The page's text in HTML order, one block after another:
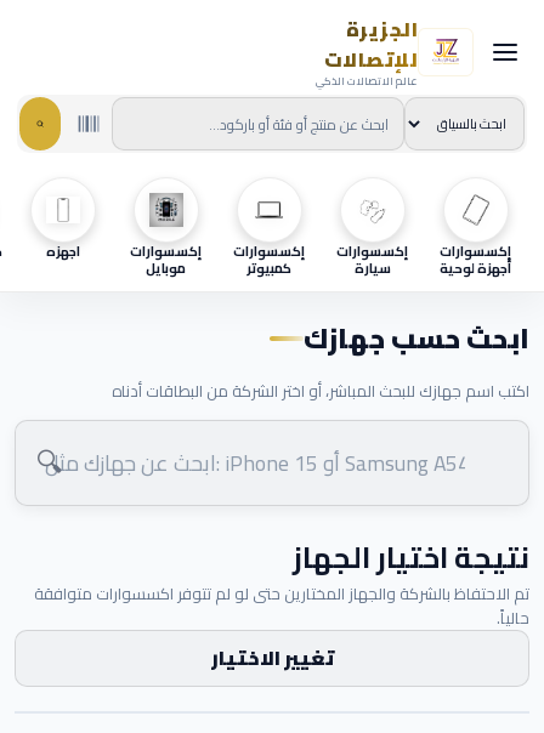
الجزيرة
للإتصالات
عالم الاتصالات الذكي
إكسسوارات
أجهزة لوحية
إكسسوارات
سيارة
إكسسوارات
كمبيوتر
إكسسوارات
موبايل
اجهزه
ابحث حسب جهازك
اكتب اسم جهازك للبحث المباشر، أو اختر الشركة من البطاقات أدناه
🔍
نتيجة اختيار الجهاز
تم الاحتفاظ بالشركة والجهاز المختارين حتى لو لم تتوفر اكسسوارات متوافقة
حالياً.
تغيير الاختيار